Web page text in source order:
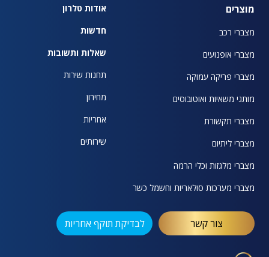
מוצרים
מצברי רכב
מצברי אופנועים
מצברי פריקה עמוקה
מותגי משאיות ואוטובוסים
מצברי תקשורת
מצברי ליתיום
מצברי מלגזות וכלי הרמה
מצברי מערכות סולאריות וחשמל כשר
אודות טלרון
חדשות
שאלות ותשובות
תחנות שירות
מחירון
אחריות
שירותים
צור קשר לבדיקת תוקף אחריות